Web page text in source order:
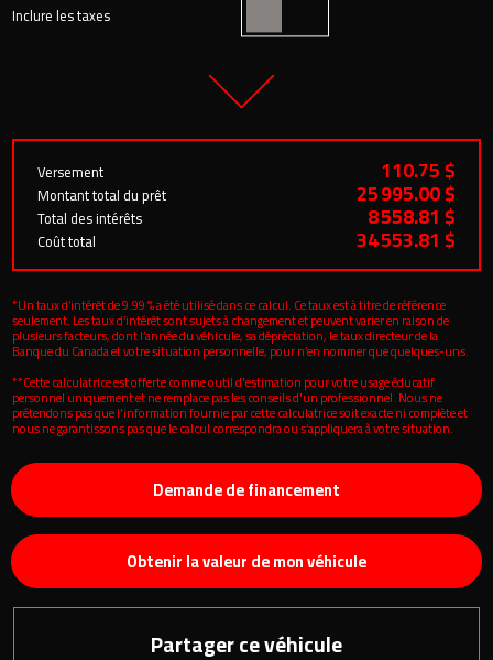
Inclure les taxes
Versement 110.75 $
Montant total du prêt 25 995.00 $
Total des intérêts 8 558.81 $
Coût total 34 553.81 $
*Un taux d’intérêt de 9.99 % a été utilisé dans ce calcul. Ce taux est à titre de référence
seulement. Les taux d’intérêt sont sujets à changement et peuvent varier en raison de
plusieurs facteurs, dont l’année du véhicule, sa dépréciation, le taux directeur de la
Banque du Canada et votre situation personnelle, pour n’en nommer que quelques-uns.
**Cette calculatrice est offerte comme outil d'estimation pour votre usage éducatif
personnel uniquement et ne remplace pas les conseils d'un professionnel. Nous ne
prétendons pas que l'information fournie par cette calculatrice soit exacte ni complète et
nous ne garantissons pas que le calcul correspondra ou s’appliquera à votre situation.
Demande de financement
Obtenir la valeur de mon véhicule
Partager ce véhicule